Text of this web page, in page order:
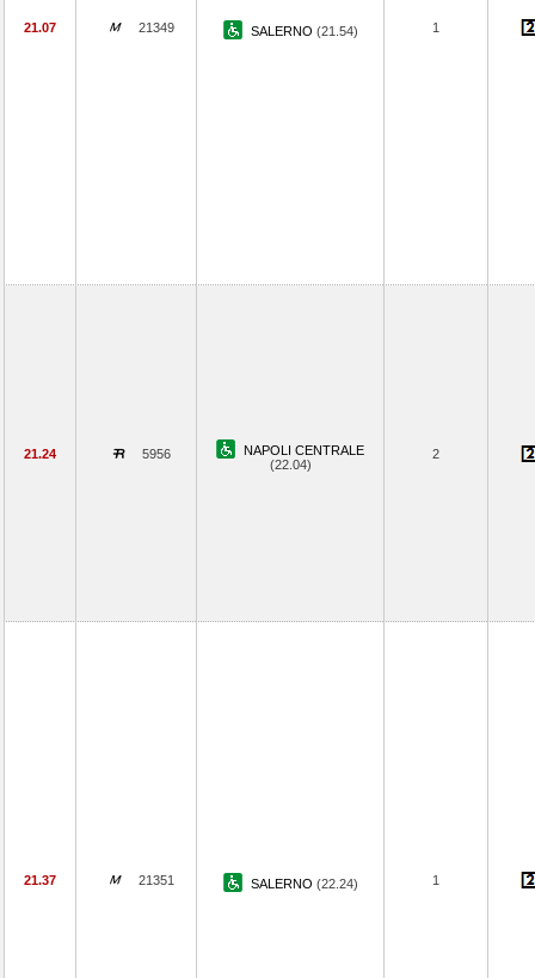
21.07 21349 SALERNO (21.54) 1
21.24 5956
NAPOLI CENTRALE
(22.04)
2
21.37 21351 SALERNO (22.24) 1